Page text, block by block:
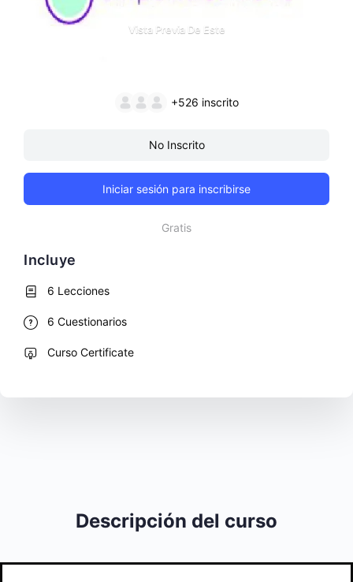
Descripción del curso
Vista Previa De Este
+526 inscrito
No Inscrito
Iniciar sesión para inscribirse
Gratis
Incluye
6 Lecciones
6 Cuestionarios
Curso Certificate